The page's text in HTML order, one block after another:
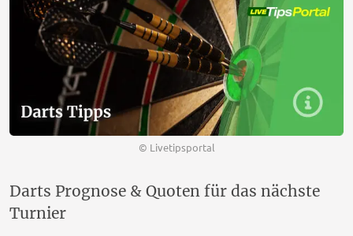
© Livetipsportal
Darts Prognose & Quoten für das nächste
Turnier